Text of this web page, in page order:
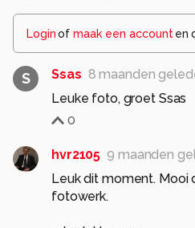
Loginof maak een account en
S Ssas 8 maanden
Leuke foto, groet Ssas
0
hvr2105 9 maanden
Leuk dit moment. Mooi
fotowerk.